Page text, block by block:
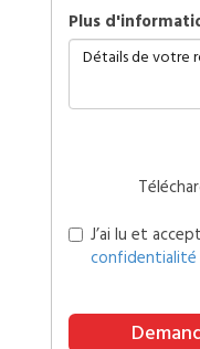
plus
J’ai lu et
confidentialité